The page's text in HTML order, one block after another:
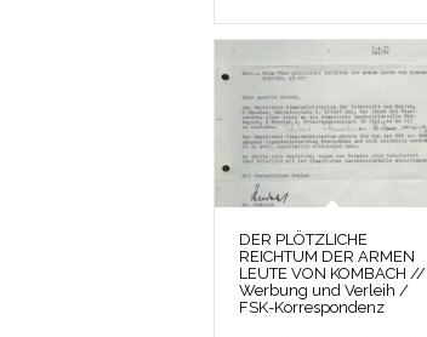
DER PLÖTZLICHE
REICHTUM DER ARMEN
LEUTE VON KOMBACH //
Werbung und Verleih /
FSK-Korrespondenz